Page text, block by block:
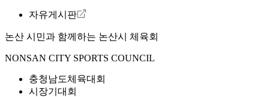
자유게시판
논산 시민과 함께하는 논산시 체육회
NONSAN CITY SPORTS COUNCIL
충청남도체육대회
시장기대회